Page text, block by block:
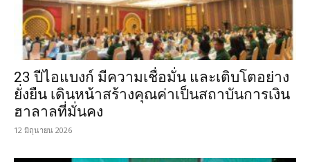
23 ปีไอแบงก์ มีความเชื่อมั่น และเติบโตอย่าง
ยั่งยืน เดินหน้าสร้างคุณค่าเป็นสถาบันการเงิน
ฮาลาลที่มั่นคง
12 มิถุนายน 2026